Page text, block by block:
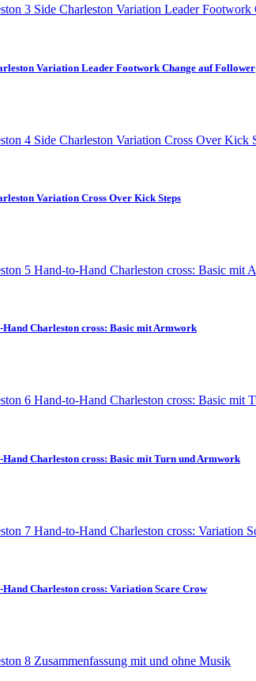
Variation Leader Footwork Change auf Follower
Variation Cross Over Kick Steps
Charleston cross: Basic mit Armwork
Charleston cross: Basic mit Turn und Armwork
Charleston cross: Variation Scare Crow